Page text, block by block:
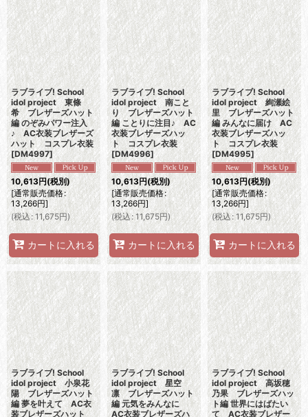
ラブライブ! School
idol project 東條
希 ブレザーズハット
編 のぞみパワー注入
♪ AC衣装ブレザーズ
ハット コスプレ衣装
[DM4997]
10,613円(税別)
[通常販売価格:
13,266円]
(税込: 11,675円)
カートに入れる
ラブライブ! School
idol project 南こと
り ブレザーズハット
編 ことりに注目♪ AC
衣装ブレザーズハッ
ト コスプレ衣装
[DM4996]
10,613円(税別)
[通常販売価格:
13,266円]
(税込: 11,675円)
カートに入れる
ラブライブ! School
idol project 絢瀬絵
里 ブレザーズハット
編 みんなに届け AC
衣装ブレザーズハッ
ト コスプレ衣装
[DM4995]
10,613円(税別)
[通常販売価格:
13,266円]
(税込: 11,675円)
カートに入れる
ラブライブ! School
idol project 小泉花
陽 ブレザーズハット
編 夢を叶えて AC衣
装ブレザーズハット
ラブライブ! School
idol project 星空
凛 ブレザーズハット
編 元気をみんなに
AC衣装ブレザーズハ
ラブライブ! School
idol project 高坂穂
乃果 ブレザーズハッ
ト編 世界にはばたい
て AC衣装ブレザー